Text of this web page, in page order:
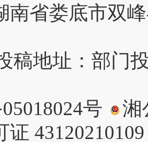
南省娄底市双
稿地址：部门
号
湘
证